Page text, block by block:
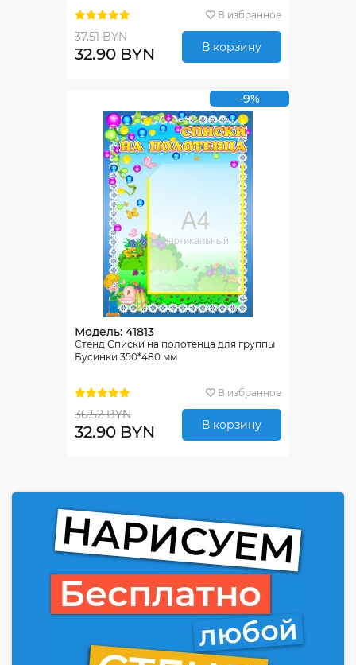
В избранное
37.51 BYN
32.90 BYN В корзину
-9%
Модель: 41813
Стенд Списки на полотенца для группы
Бусинки 350*480 мм
В избранное
36.52 BYN
32.90 BYN В корзину